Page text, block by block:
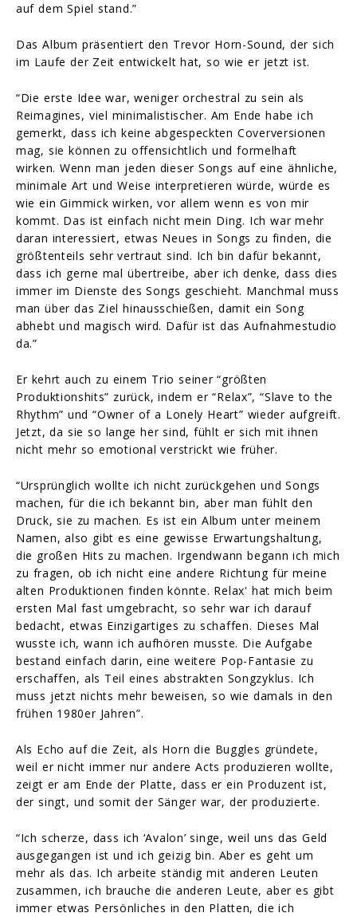
auf dem Spiel stand.”
Das Album präsentiert den Trevor Horn-Sound, der sich
im Laufe der Zeit entwickelt hat, so wie er jetzt ist.
“Die erste Idee war, weniger orchestral zu sein als
Reimagines, viel minimalistischer. Am Ende habe ich
gemerkt, dass ich keine abgespeckten Coverversionen
mag, sie können zu offensichtlich und formelhaft
wirken. Wenn man jeden dieser Songs auf eine ähnliche,
minimale Art und Weise interpretieren würde, würde es
wie ein Gimmick wirken, vor allem wenn es von mir
kommt. Das ist einfach nicht mein Ding. Ich war mehr
daran interessiert, etwas Neues in Songs zu finden, die
größtenteils sehr vertraut sind. Ich bin dafür bekannt,
dass ich gerne mal übertreibe, aber ich denke, dass dies
immer im Dienste des Songs geschieht. Manchmal muss
man über das Ziel hinausschießen, damit ein Song
abhebt und magisch wird. Dafür ist das Aufnahmestudio
da.”
Er kehrt auch zu einem Trio seiner “größten
Produktionshits” zurück, indem er “Relax”, “Slave to the
Rhythm” und “Owner of a Lonely Heart” wieder aufgreift.
Jetzt, da sie so lange her sind, fühlt er sich mit ihnen
nicht mehr so emotional verstrickt wie früher.
“Ursprünglich wollte ich nicht zurückgehen und Songs
machen, für die ich bekannt bin, aber man fühlt den
Druck, sie zu machen. Es ist ein Album unter meinem
Namen, also gibt es eine gewisse Erwartungshaltung,
die großen Hits zu machen. Irgendwann begann ich mich
zu fragen, ob ich nicht eine andere Richtung für meine
alten Produktionen finden könnte. Relax' hat mich beim
ersten Mal fast umgebracht, so sehr war ich darauf
bedacht, etwas Einzigartiges zu schaffen. Dieses Mal
wusste ich, wann ich aufhören musste. Die Aufgabe
bestand einfach darin, eine weitere Pop-Fantasie zu
erschaffen, als Teil eines abstrakten Songzyklus. Ich
muss jetzt nichts mehr beweisen, so wie damals in den
frühen 1980er Jahren”.
Als Echo auf die Zeit, als Horn die Buggles gründete,
weil er nicht immer nur andere Acts produzieren wollte,
zeigt er am Ende der Platte, dass er ein Produzent ist,
der singt, und somit der Sänger war, der produzierte.
“Ich scherze, dass ich ‘Avalon’ singe, weil uns das Geld
ausgegangen ist und ich geizig bin. Aber es geht um
mehr als das. Ich arbeite ständig mit anderen Leuten
zusammen, ich brauche die anderen Leute, aber es gibt
immer etwas Persönliches in den Platten, die ich